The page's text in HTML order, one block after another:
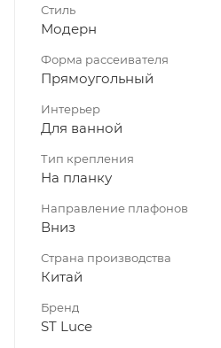
Стиль
Модерн
Форма рассеивателя
Прямоугольный
Интерьер
Для ванной
Тип крепления
На планку
Направление плафонов
Вниз
Страна производства
Китай
Бренд
ST Luce